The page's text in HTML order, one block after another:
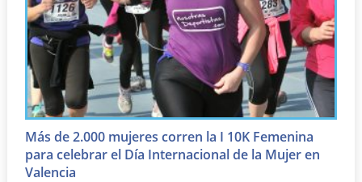
Más de 2.000 mujeres corren la I 10K Femenina
para celebrar el Día Internacional de la Mujer en
Valencia